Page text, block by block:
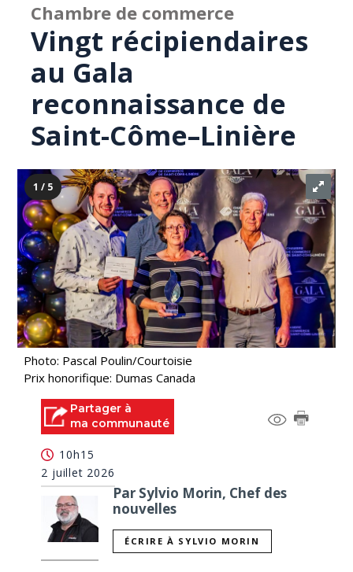
Chambre de commerce
Vingt récipiendaires
au Gala
reconnaissance de
Saint-Côme–Linière
1 / 5
Photo: Pascal Poulin/Courtoisie
Prix honorifique: Dumas Canada
Partager à
ma communauté
10h15
2 juillet 2026
Par Sylvio Morin, Chef des
nouvelles
ÉCRIRE À SYLVIO MORIN